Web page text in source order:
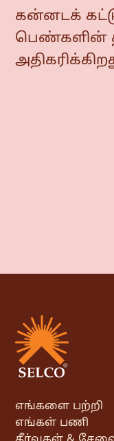
கன்னடக்
பெண்களின்
எங்களை பற்றி
எங்கள் பணி